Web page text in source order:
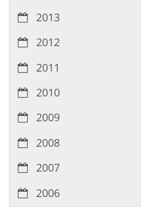
2013
2012
2011
2010
2009
2008
2007
2006